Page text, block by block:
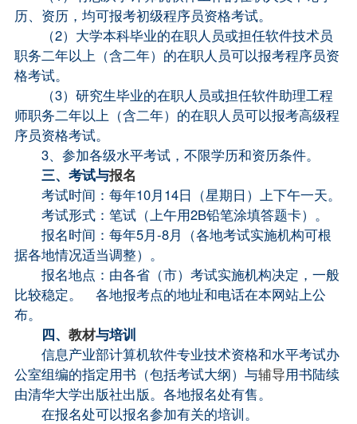
历、资历，均可报考初级程序员资格考试。
（2）大学本科毕业的在职人员或担任软件技术员
职务二年以上（含二年）的在职人员可以报考程序员资
格考试。
（3）研究生毕业的在职人员或担任软件助理工程
师职务二年以上（含二年）的在职人员可以报考高级程
序员资格考试。
3、参加各级水平考试，不限学历和资历条件。
三、考试与报名
考试时间：每年10月14日（星期日）上下午一天。
考试形式：笔试（上午用2B铅笔涂填答题卡）。
报名时间：每年5月-8月（各地考试实施机构可根
据各地情况适当调整）。
报名地点：由各省（市）考试实施机构决定，一般
比较稳定。 各地报考点的地址和电话在本网站上公
布。
四、 教材与培训
信息产业部计算机软件专业技术资格和水平考试办
公室组编的指定用书（包括考试大纲）与辅导用书陆续
由清华大学出版社出版。各地报名处有售。
在报名处可以报名参加有关的培训。